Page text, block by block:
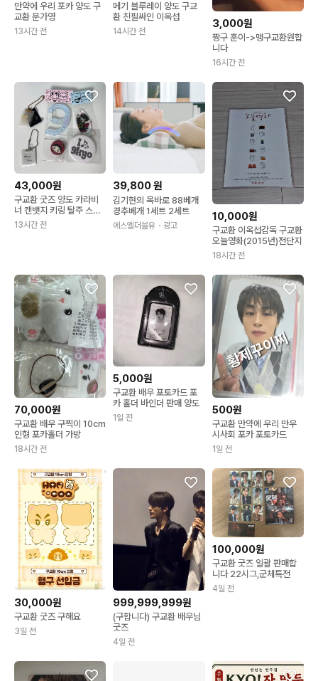
만약에 우리 포카 양도 구
교환 문가영
13시간 전
메기 블루레이 양도 구교
환 친필싸인 이옥섭
14시간 전
3,000원
짱구 훈이->맹구교환원합
니다
16시간 전
43,000원
구교환 굿즈 양도 카라비
너 캔뱃지 키링 탈주 스티
커
13시간 전
39,800원
김기현의 목바로 88베개
경추베개 1세트 2세트
에스엘더블유 ・광고
10,000원
구교환 이옥섭감독 구교환
오늘영화(2015년)전단지
18시간 전
70,000원
구교환 배우 구찍이 10cm
인형 포카홀더 가방
18시간 전
5,000원
구교환 배우 포토카드 포
카 홀더 바인더 판매 양도
1일 전
500원
구교환 만약에 우리 만우
시사회 포카 포토카드
1일 전
30,000원
구교환 굿즈 구해요
3일 전
999,999,999원
(구합니다) 구교환 배우님
굿즈
4일 전
100,000원
구교환 굿즈 일괄 판매합
니다 22시그,군체특전
4일 전